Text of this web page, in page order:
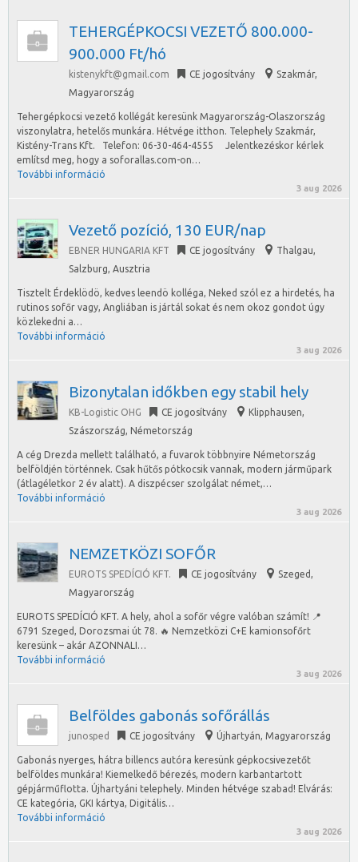
TEHERGÉPKOCSI VEZETŐ 800.000-
900.000 Ft/hó
kistenykft@gmail.com CE jogosítvány Szakmár,
Magyarország
Tehergépkocsi vezető kollégát keresünk Magyarország-Olaszország
viszonylatra, hetelős munkára. Hétvége itthon. Telephely Szakmár,
Kistény-Trans Kft. Telefon: 06-30-464-4555 Jelentkezéskor kérlek
említsd meg, hogy a soforallas.com-on…
További információ
3 aug 2026
Vezető pozíció, 130 EUR/nap
EBNER HUNGARIA KFT CE jogosítvány Thalgau,
Salzburg, Ausztria
Tisztelt Érdeklödö, kedves leendö kolléga, Neked szól ez a hirdetés, ha
rutinos sofőr vagy, Angliában is jártál sokat és nem okoz gondot úgy
közlekedni a…
További információ
3 aug 2026
Bizonytalan időkben egy stabil hely
KB-Logistic OHG CE jogosítvány Klipphausen,
Szászország, Németország
A cég Drezda mellett található, a fuvarok többnyire Németország
belföldjén történnek. Csak hűtős pótkocsik vannak, modern járműpark
(átlagéletkor 2 év alatt). A diszpécser szolgálat német,…
További információ
3 aug 2026
NEMZETKÖZI SOFŐR
EUROTS SPEDÍCIÓ KFT. CE jogosítvány Szeged,
Magyarország
EUROTS SPEDÍCIÓ KFT. A hely, ahol a sofőr végre valóban számít! 📍
6791 Szeged, Dorozsmai út 78. 🔥 Nemzetközi C+E kamionsofőrt
keresünk – akár AZONNALI…
További információ
3 aug 2026
Belföldes gabonás sofőrállás
junosped CE jogosítvány Újhartyán, Magyarország
Gabonás nyerges, hátra billencs autóra keresünk gépkocsivezetőt
belföldes munkára! Kiemelkedő bérezés, modern karbantartott
gépjárműflotta. Újhartyáni telephely. Minden hétvége szabad! Elvárás:
CE kategória, GKI kártya, Digitális…
További információ
3 aug 2026